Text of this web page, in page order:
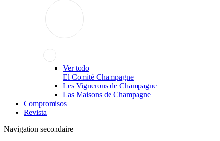
Ver todo
El Comité Champagne
Les Vignerons de Champagne
Las Maisons de Champagne
Compromisos
Revista
Navigation secondaire